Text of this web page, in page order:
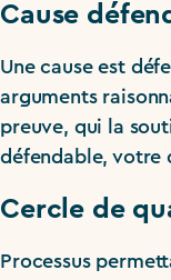
Cause
Une cause est
arguments
preuve, qui la
défendable, votre
Cercle de
Processus